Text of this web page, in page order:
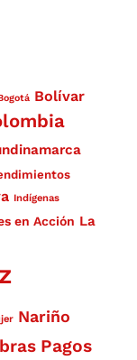
Bolívar
Indígenas
en Acción La
Nariño
Pagos